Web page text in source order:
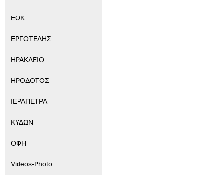
ΕΟΚ
ΕΡΓΟΤΕΛΗΣ
ΗΡΑΚΛΕΙΟ
ΗΡΟΔΟΤΟΣ
ΙΕΡΑΠΕΤΡΑ
ΚΥΔΩΝ
ΟΦΗ
Videos-Photo